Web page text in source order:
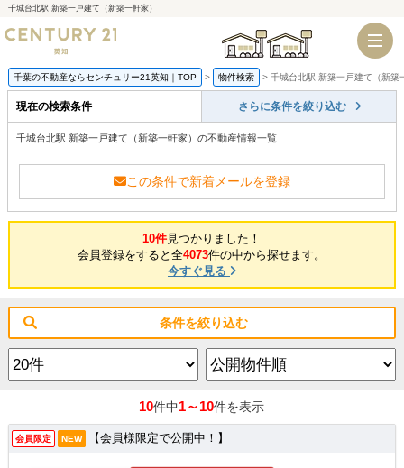
千城台北駅 新築一戸建て（新築一軒家）
千葉店 船橋店
千葉の不動産ならセンチュリー21英知｜TOP 物件検索 千城台北駅 新築一戸建て（新築
現在の検索条件 さらに条件を絞り込む
千城台北駅 新築一戸建て（新築一軒家）の不動産情報一覧
この条件で新着メールを登録
10件見つかりました！
会員登録をすると全4073件の中から探せます。
今すぐ見る
条件を絞り込む
10件中1～10件を表示
会員限定 NEW 【会員様限定で公開中！】